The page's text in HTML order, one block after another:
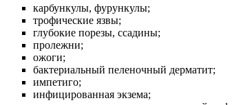
карбункулы, фурункулы;
трофические язвы;
глубокие порезы, ссадины;
пролежни;
ожоги;
бактериальный пеленочный дерматит;
импетиго;
инфицированная экзема;